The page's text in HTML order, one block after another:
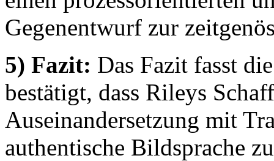
Gegenentwurf zur
5) Fazit: Das Fazit fasst
bestätigt, dass Rileys
Auseinandersetzung mit
authentische Bildsprache